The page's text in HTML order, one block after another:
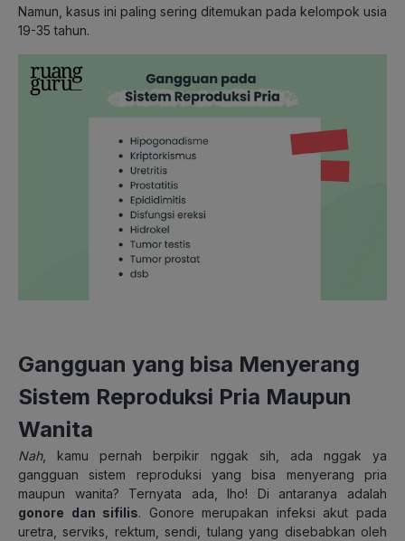
Namun, kasus ini paling sering ditemukan pada kelompok usia
19-35 tahun.
Gangguan yang bisa Menyerang
Sistem Reproduksi Pria Maupun
Wanita
Nah, kamu pernah berpikir nggak sih, ada nggak ya
gangguan sistem reproduksi yang bisa menyerang pria
maupun wanita? Ternyata ada, lho! Di antaranya adalah
gonore dan sifilis. Gonore merupakan infeksi akut pada
uretra, serviks, rektum, sendi, tulang yang disebabkan oleh